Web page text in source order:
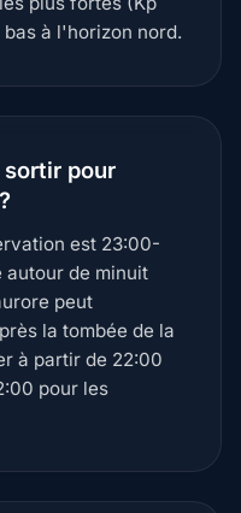
à l'horizon nord.
pour
est 23:00-
autour de minuit
peut
la tombée de la
à partir de 22:00
pour les